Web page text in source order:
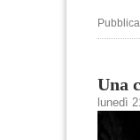
Una
lunedì